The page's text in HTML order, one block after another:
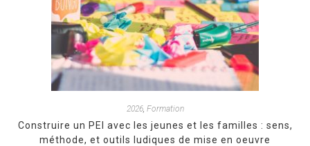
2026, Formation
Construire un PEI avec les jeunes et les familles : sens,
méthode, et outils ludiques de mise en oeuvre